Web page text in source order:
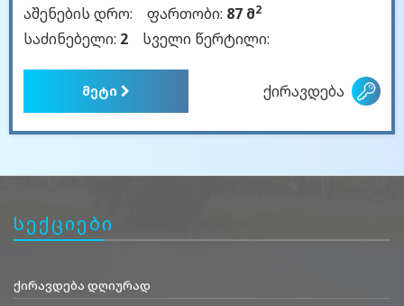
აშენების დრო:
ფართობი: 87 მ2
საძინებელი: 2 სველი წერტილი:
მეტი ქირავდება
სექციები
ქირავდება დღიურად